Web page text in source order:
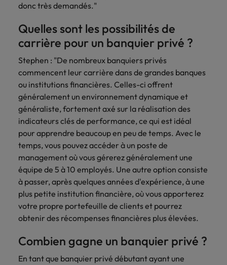
donc très demandés."
Quelles sont les possibilités de
carrière pour un banquier privé ?
Stephen : "De nombreux banquiers privés
commencent leur carrière dans de grandes banques
ou institutions financières. Celles-ci offrent
généralement un environnement dynamique et
généraliste, fortement axé sur la réalisation des
indicateurs clés de performance, ce qui est idéal
pour apprendre beaucoup en peu de temps. Avec le
temps, vous pouvez accéder à un poste de
management où vous gérerez généralement une
équipe de 5 à 10 employés. Une autre option consiste
à passer, après quelques années d'expérience, à une
plus petite institution financière, où vous apporterez
votre propre portefeuille de clients et pourrez
obtenir des récompenses financières plus élevées.
Combien gagne un banquier privé ?
En tant que banquier privé débutant ayant une